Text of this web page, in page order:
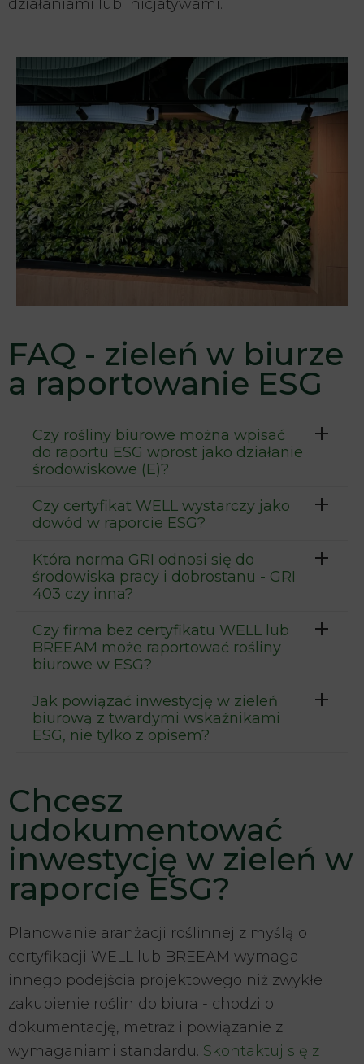
działaniami lub inicjatywami.
FAQ - zieleń w biurze
a raportowanie ESG
Czy rośliny biurowe można wpisać
do raportu ESG wprost jako działanie
środowiskowe (E)?
Czy certyfikat WELL wystarczy jako
dowód w raporcie ESG?
Która norma GRI odnosi się do
środowiska pracy i dobrostanu - GRI
403 czy inna?
Czy firma bez certyfikatu WELL lub
BREEAM może raportować rośliny
biurowe w ESG?
Jak powiązać inwestycję w zieleń
biurową z twardymi wskaźnikami
ESG, nie tylko z opisem?
Chcesz
udokumentować
inwestycję w zieleń w
raporcie ESG?
Planowanie aranżacji roślinnej z myślą o
certyfikacji WELL lub BREEAM wymaga
innego podejścia projektowego niż zwykłe
zakupienie roślin do biura - chodzi o
dokumentację, metraż i powiązanie z
wymaganiami standardu. Skontaktuj się z